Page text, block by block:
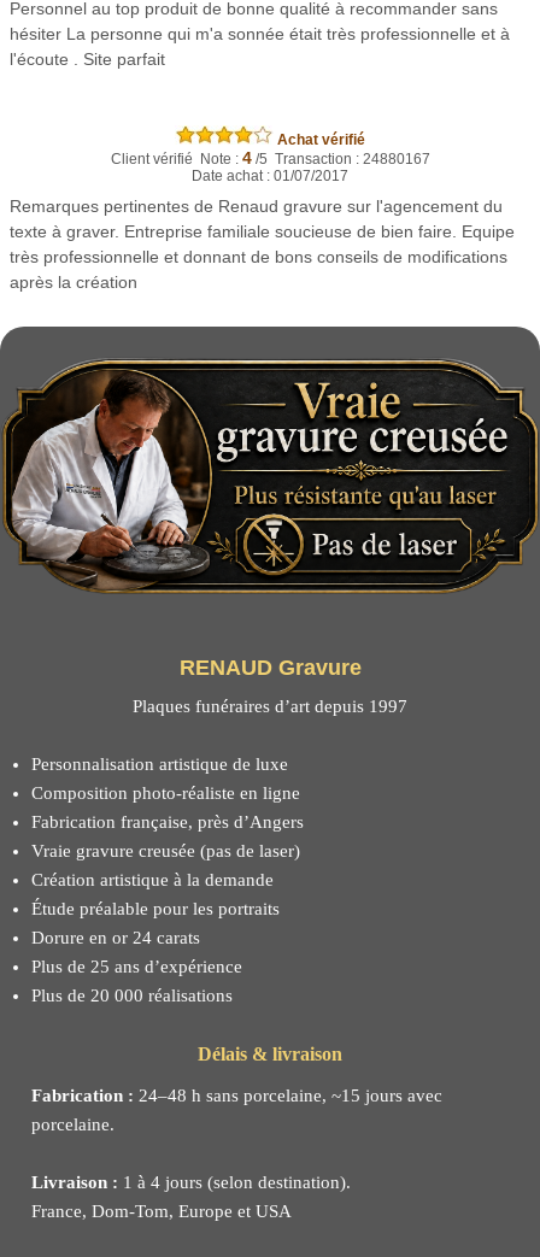
Personnel au top produit de bonne qualité à recommander sans
hésiter La personne qui m'a sonnée était très professionnelle et à
l'écoute . Site parfait
Achat vérifié
Client vérifié Note : 4/5 Transaction : 24880167
Date achat : 01/07/2017
Remarques pertinentes de Renaud gravure sur l'agencement du
texte à graver. Entreprise familiale soucieuse de bien faire. Equipe
très professionnelle et donnant de bons conseils de modifications
après la création
RENAUD Gravure
Plaques funéraires d’art depuis 1997
Personnalisation artistique de luxe
Composition photo-réaliste en ligne
Fabrication française, près d’Angers
Vraie gravure creusée (pas de laser)
Création artistique à la demande
Étude préalable pour les portraits
Dorure en or 24 carats
Plus de 25 ans d’expérience
Plus de 20 000 réalisations
Délais & livraison
Fabrication : 24–48 h sans porcelaine, ~15 jours avec
porcelaine.
Livraison : 1 à 4 jours (selon destination).
France, Dom-Tom, Europe et USA